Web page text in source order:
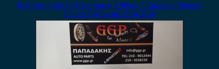
Καθρέπτης Δεξιός Ηλεκτρικός 2 Φίσες 7 Καλώδια Μαύρος
Citroen C4 Cactus 2014-2018